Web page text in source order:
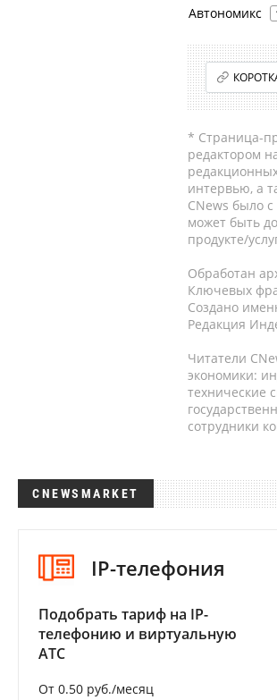
Автономикс
* Страница-
редактором
интервью, а
CNews было
может быть
продукте/
Обработан
Ключевых
Создано
Редакция
Читатели
экономики:
технические
сотрудники
CNEWSMARKET
IP-телефония
Подобрать тариф на IP-
телефонию и виртуальную
АТС
От 0.50 руб./месяц